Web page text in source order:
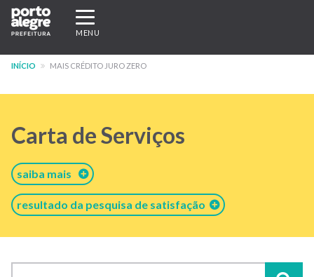
Pular
para
conteúdo
Expandir/recolher
navegação
MENU
INÍCIO MAIS CRÉDITO JURO ZERO
Carta de Serviços
saiba mais
resultado da pesquisa de satisfação